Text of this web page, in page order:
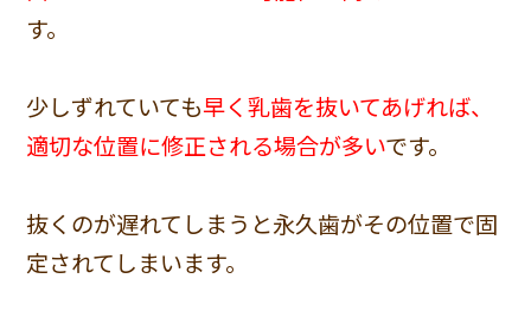
す。
少しずれていても早く乳歯を抜いてあげれば、
適切な位置に修正される場合が多いです。
抜くのが遅れてしまうと永久歯がその位置で固
定されてしまいます。